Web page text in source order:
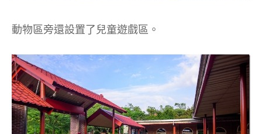
動物區旁還設置了兒童遊戲區。